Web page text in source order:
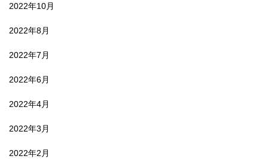
2022年10月
2022年8月
2022年7月
2022年6月
2022年4月
2022年3月
2022年2月